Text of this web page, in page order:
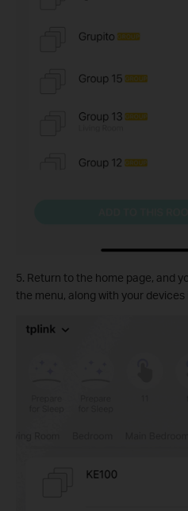
5. Return to the home page, and
the menu, along with your devices